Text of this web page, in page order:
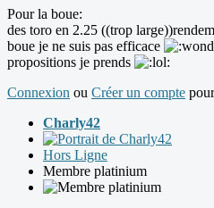
Pour la boue:
des toro en 2.25 ((trop
boue je ne suis pas efficace
propositions je prends
Connexion ou Créer un compte
Charly42
Hors Ligne
Membre platinium